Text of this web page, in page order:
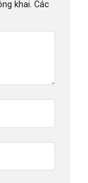
khai. Các